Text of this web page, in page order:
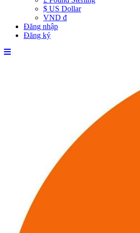
$ US Dollar
VND đ
Đăng nhập
Đăng ký